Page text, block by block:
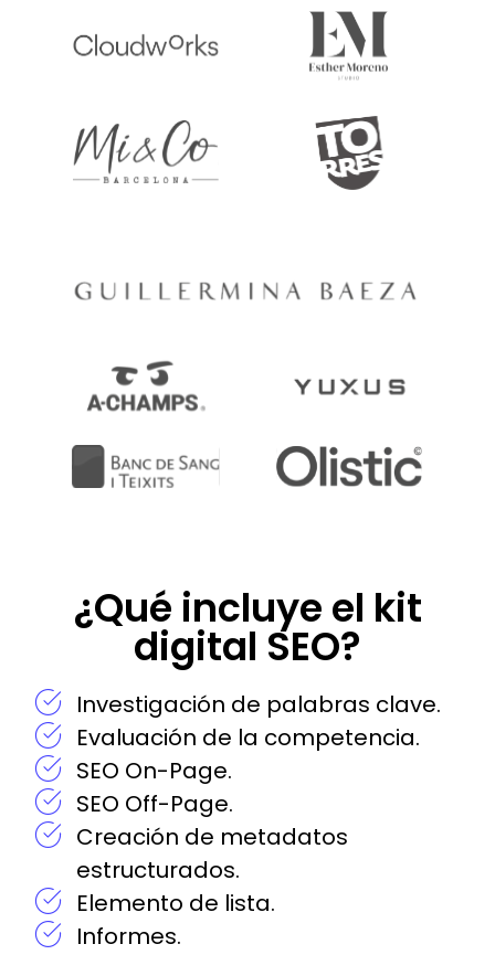
¿Qué incluye el kit
digital SEO?
Investigación de palabras clave.
Evaluación de la competencia.
SEO On-Page.
SEO Off-Page.
Creación de metadatos
estructurados.
Elemento de lista.
Informes.